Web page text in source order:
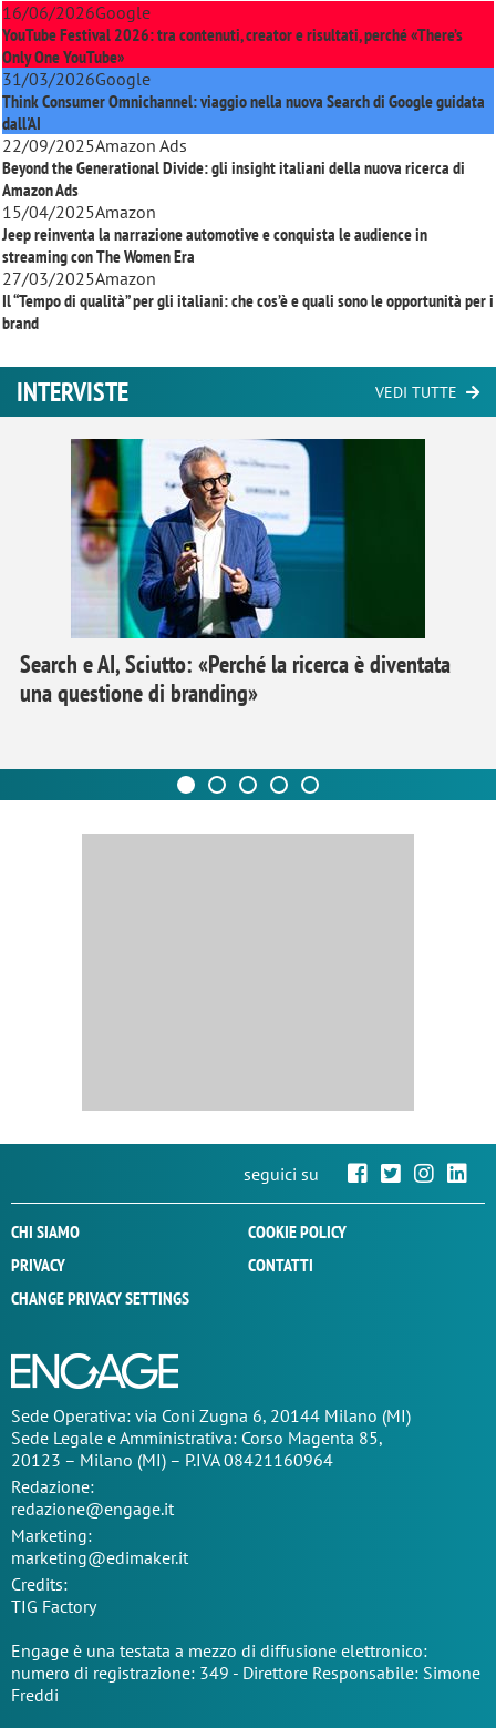
16/06/2026Google
YouTube Festival 2026: tra contenuti, creator e risultati, perché «There’s
Only One YouTube»
31/03/2026Google
Think Consumer Omnichannel: viaggio nella nuova Search di Google guidata
dall'AI
22/09/2025Amazon Ads
Beyond the Generational Divide: gli insight italiani della nuova ricerca di
Amazon Ads
15/04/2025Amazon
Jeep reinventa la narrazione automotive e conquista le audience in
streaming conThe Women Era
27/03/2025Amazon
Il “Tempo di qualità” per gli italiani: che cos’è e quali sono le opportunità per i
brand
INTERVISTE VEDI TUTTE
Search e AI, Sciutto: «Perché la ricerca è diventata
una questione di branding»
seguici su
CHI SIAMO
COOKIE POLICY
PRIVACY
CONTATTI
CHANGE PRIVACY SETTINGS
Sede Operativa: via Coni Zugna 6, 20144 Milano (MI)
Sede Legale e Amministrativa: Corso Magenta 85,
20123 – Milano (MI) – P.IVA 08421160964
Redazione:
redazione@engage.it
Marketing:
marketing@edimaker.it
Credits:
TIG Factory
Engage è una testata a mezzo di diffusione elettronico:
numero di registrazione: 349 - Direttore Responsabile: Simone
Freddi